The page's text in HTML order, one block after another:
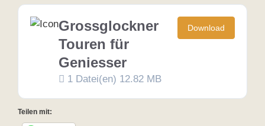
Grossglockner
Touren für
Geniesser
1 Datei(en) 12.82 MB
Download
Teilen mit: